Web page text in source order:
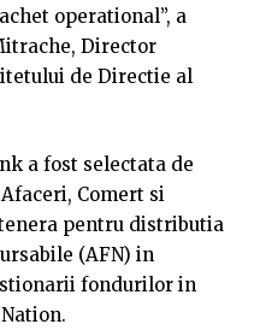
operational”, a
Director
de Directie al
a fost selectata de
Comert si
pentru distributia
(AFN) in
fondurilor in